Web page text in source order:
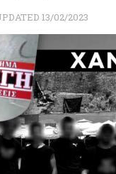
13/02/2023